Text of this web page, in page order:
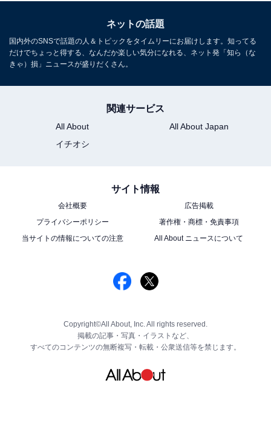
ネットの話題
国内外のSNSで話題の人＆トピックをタイムリーにお届けします。知ってる
だけでちょっと得する、なんだか楽しい気分になれる、ネット発「知ら（な
きゃ）損」ニュースが盛りだくさん。
関連サービス
All About
All About Japan
イチオシ
サイト情報
会社概要
広告掲載
プライバシーポリシー
著作権・商標・免責事項
当サイトの情報についての注意
All About ニュースについて
Copyright©All About, Inc. All rights reserved.
掲載の記事・写真・イラストなど、
すべてのコンテンツの無断複写・転載・公衆送信等を禁じます。